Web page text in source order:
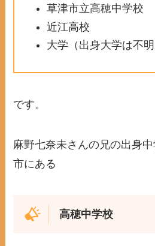
草津市立高穂中学校
近江高校
大学（出身大学は不明
です。
麻野七奈未さんの兄の出身
市にある
高穂中学校